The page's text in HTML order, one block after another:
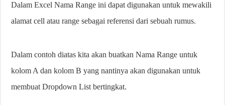
Dalam Excel Nama Range ini dapat digunakan untuk mewakili
alamat cell atau range sebagai referensi dari sebuah rumus.
Dalam contoh diatas kita akan buatkan Nama Range untuk
kolom A dan kolom B yang nantinya akan digunakan untuk
membuat Dropdown List bertingkat.